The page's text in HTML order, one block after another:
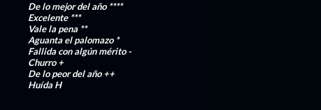
De lo mejor del año ****
Excelente***
Vale la pena **
Aguanta el palomazo *
Fallida con algún mérito-
Churro+
De lo peor del año++
HuídaH